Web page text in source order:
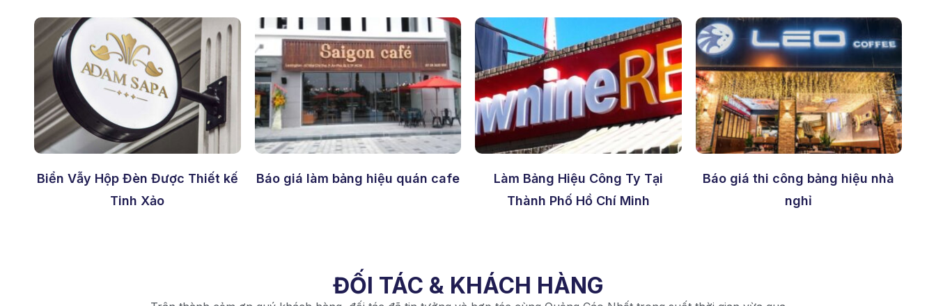
Biển Vẫy Hộp Đèn Được Thiết kế
Tinh Xảo
Báo giá làm bảng hiệu quán cafe
Làm Bảng Hiệu Công Ty Tại
Thành Phố Hồ Chí Minh
Báo giá thi công bảng hiệu nhà
nghỉ
ĐỐI TÁC & KHÁCH HÀNG